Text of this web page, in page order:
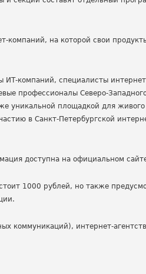
компаний, на которой свои
компаний, специалисты
профессионалы Северо-
уникальной площадкой для
в Санкт-Петербургской
доступна на официальном
1000 рублей, но также
коммуникаций), интернет-